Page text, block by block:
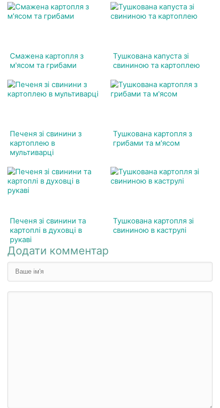
Смажена картопля з
м'ясом та грибами
Тушкована капуста зі
свининою та картоплею
Печеня зі свинини з
картоплею в
мультиварці
Тушкована картопля з
грибами та м'ясом
Печеня зі свинини та
картоплі в духовці в
рукаві
Тушкована картопля зі
свининою в каструлі
Додати комментар